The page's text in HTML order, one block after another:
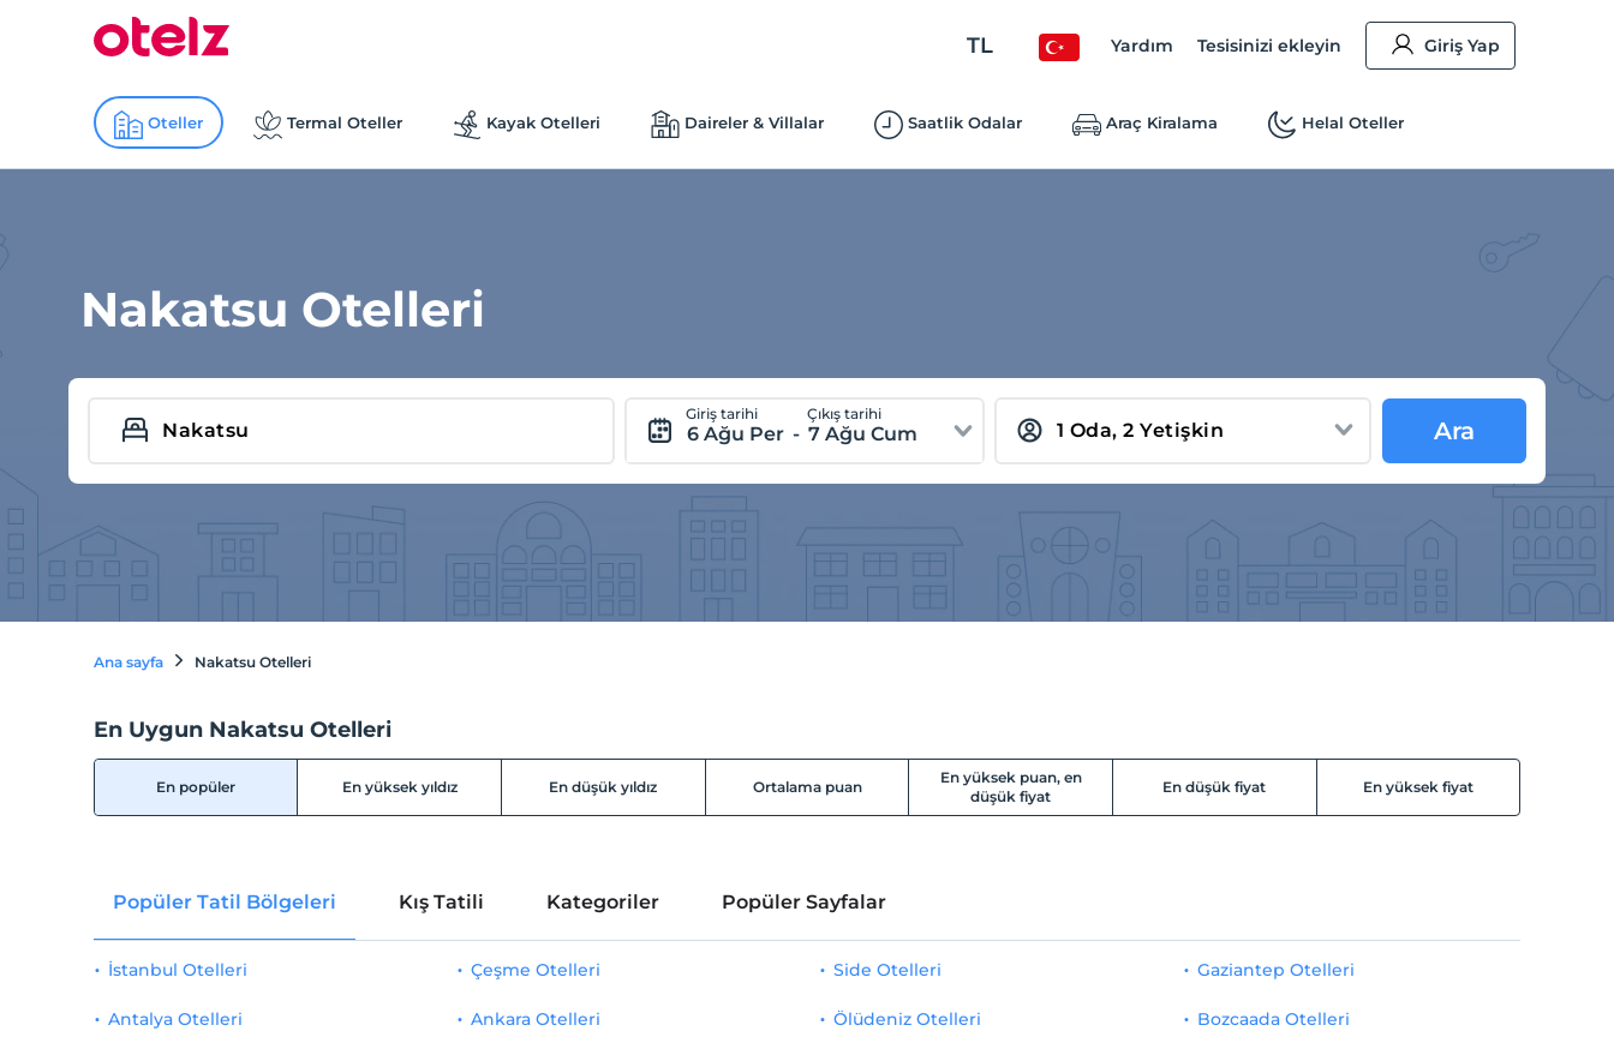
TL Yardım Tesisinizi ekleyin Giriş Yap
Oteller Termal Oteller Kayak Otelleri Daireler & Villalar Saatlik Odalar Araç Kiralama Helal Oteller
Nakatsu Otelleri
Giriş tarihi
6 Ağu Per -
Çıkış tarihi
7 Ağu Cum Ara
Ana sayfa Nakatsu Otelleri
En Uygun Nakatsu Otelleri
En popüler En yüksek yıldız En düşük yıldız Ortalama puan
En yüksek puan, en
düşük fiyat
En düşük fiyat En yüksek fiyat
Popüler Tatil Bölgeleri Kış Tatili Kategoriler Popüler Sayfalar
İstanbul Otelleri
Antalya Otelleri
Çeşme Otelleri
Ankara Otelleri
Side Otelleri
Ölüdeniz Otelleri
Gaziantep Otelleri
Bozcaada Otelleri